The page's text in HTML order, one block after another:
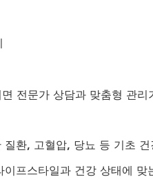
전문가 상담과 맞춤형 관리
질환, 고혈압, 당뇨 등 기초 건
이프스타일과 건강 상태에 맞